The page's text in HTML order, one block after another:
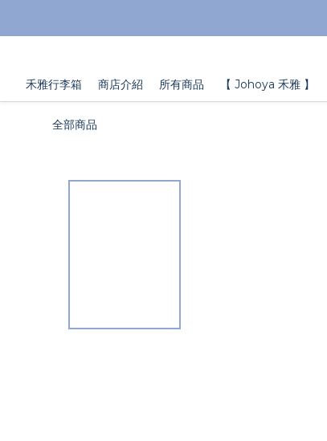
禾雅行李箱 商店介紹 所有商品 【 Johoya 禾雅 】
全部商品